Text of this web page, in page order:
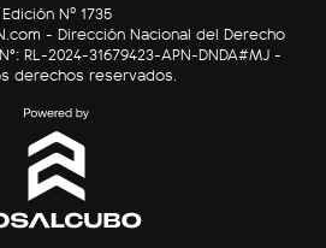
Edición Nº 1735
- Dirección Nacional del Derecho
RL-2024-31679423-APN-DNDA#MJ -
derechos reservados.